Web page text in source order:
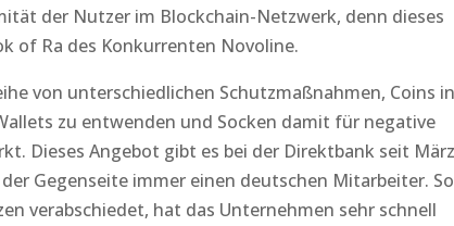
der Nutzer im Blockchain-Netzwerk, denn dieses
of Ra des Konkurrenten Novoline.
von unterschiedlichen Schutzmaßnahmen, Coins in
zu entwenden und Socken damit für negative
Dieses Angebot gibt es bei der Direktbank seit
Gegenseite immer einen deutschen Mitarbeiter. So
verabschiedet, hat das Unternehmen sehr schnell